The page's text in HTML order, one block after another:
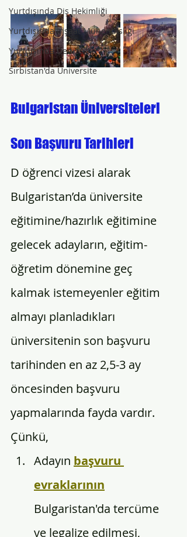
Yurtdışında Diş Hekimliği
Yurtdışında İnşaat Mühendisliği
Yurtdışında Denizcilik
Sırbistan'da Üniversite
Bulgaristan Üniversiteleri
Son Başvuru Tarihleri
D öğrenci vizesi alarak
Bulgaristan’da üniversite
eğitimine/hazırlık eğitimine
gelecek adayların, eğitim-
öğretim dönemine geç
kalmak istemeyenler eğitim
almayı planladıkları
üniversitenin son başvuru
tarihinden en az 2,5-3 ay
öncesinden başvuru
yapmalarında fayda vardır.
Çünkü,
Adayın başvuru
evraklarının
Bulgaristan'da tercüme
ve legalize edilmesi,